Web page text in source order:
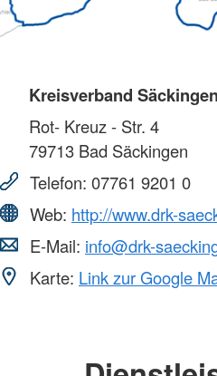
Kreisverband
Rot- Kreuz - Str. 4
79713 Bad Säckingen
Telefon: 07761 9201 0
Web: http://www.drk-
E-Mail: info@drk-
Karte: Link zur Google